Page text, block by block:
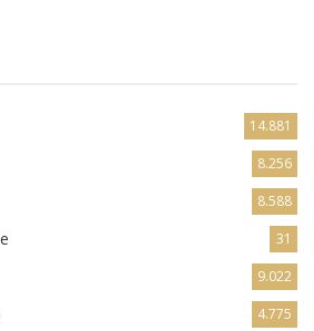
14.881
8.256
8.588
31
9.022